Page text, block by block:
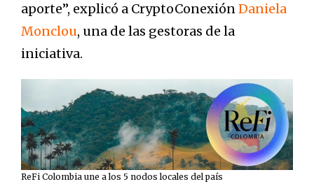
aporte”, explicó a CryptoConexiónDaniela
Monclou, una de las gestoras de la
iniciativa.
ReFi Colombia une a los 5 nodos locales del país